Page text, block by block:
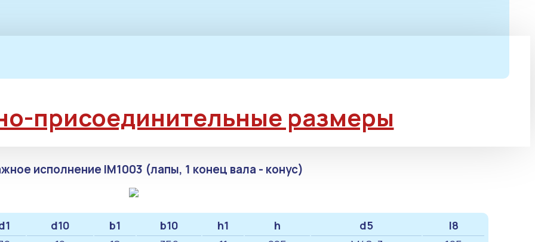
присоединительные размеры
исполнение IM1003 (лапы, 1 конец вала - конус)
d10 b1 b10 h1 h d5
l8